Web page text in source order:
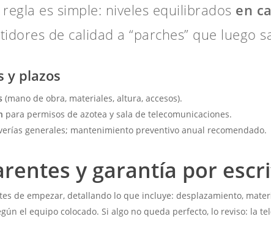
es simple: niveles equilibrados en
de calidad a “parches” que luego
y plazos
(mano de obra, materiales, altura, accesos).
para permisos de azotea y sala de telecomunicaciones.
generales; mantenimiento preventivo anual recomendado.
y garantía por
de empezar, detallando lo que incluye: desplazamiento,
el equipo colocado. Si algo no queda perfecto, lo reviso: la